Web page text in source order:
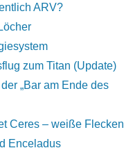
ARV?
zum Titan (Update)
„Bar am Ende des
Ceres – weiße Flecken
Enceladus